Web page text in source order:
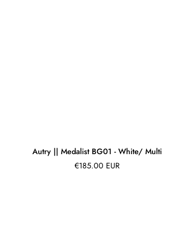
Autry || Medalist BG01 - White/ Multi
Prix
€185.00 EUR